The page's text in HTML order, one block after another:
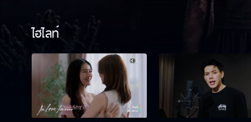
ไฮไลท์